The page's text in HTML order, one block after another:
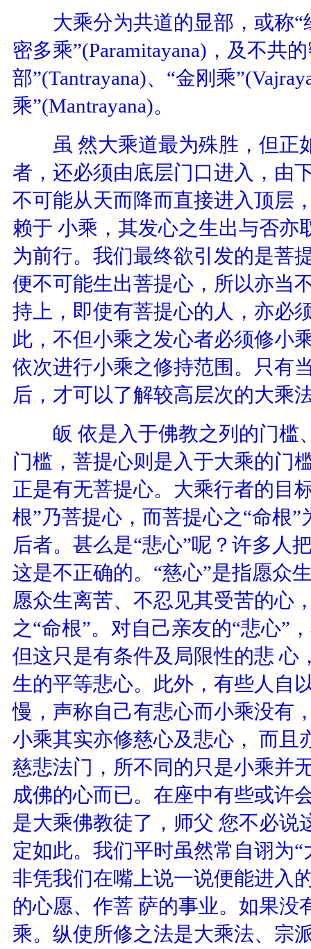
大乘分为共道的显部，或称“
密多乘”(Paramitayana) ，及不共
部”(Tantrayana)、“金刚乘”
乘”(Mantrayana)。
虽 然大乘道最为殊胜，但正
者，还必须由底层门口进入，由
不可能从天而降而直接进入顶层
赖于 小乘，其发心之生出与否亦
为前行。我们最终欲引发的是菩
便不可能生出菩提心，所以亦当
持上，即使有菩提心的人，亦必
此，不但小乘之发心者必须修小
依次进行小乘之修持范围。只有
后，才可以了解较高层次的大乘
皈 依是入于佛教之列的门槛
门槛，菩提心则是入于大乘的门
正是有无菩提心。大乘行者的目
根”乃菩提心，而菩提心之“命根
后者。甚么是“悲心”呢？许多人
这是不正确的。“慈心”是指愿众
愿众生离苦、不忍见其受苦的心
之“命根”。对自己亲友的“悲心”
但这只是有条件及局限性的悲 心
生的平等悲心。此外，有些人自
慢，声称自己有悲心而小乘没有
小乘其实亦修慈心及悲心， 而且
慈悲法门，所不同的只是小乘并
成佛的心而已。在座中有些或许
是大乘佛教徒了，师父 您不必说
定如此。我们平时虽然常自诩为
非凭我们在嘴上说一说便能进入
的心愿、作菩 萨的事业。如果没
乘。纵使所修之法是大乘法、宗